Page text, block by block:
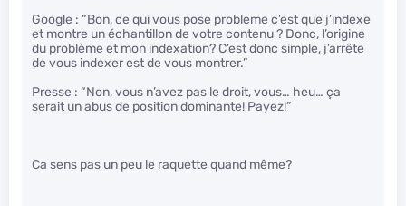
Google : “Bon, ce qui vous pose probleme c’est que j’indexe
et montre un échantillon de votre contenu ? Donc, l’origine
du problème et mon indexation? C’est donc simple, j’arrête
de vous indexer est de vous montrer.”
Presse : “Non, vous n’avez pas le droit, vous… heu… ça
serait un abus de position dominante! Payez!”
Ca sens pas un peu le raquette quand même?